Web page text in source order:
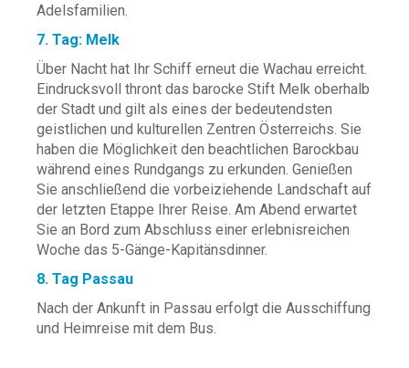
Adelsfamilien.
7. Tag: Melk
Über Nacht hat Ihr Schiff erneut die Wachau erreicht.
Eindrucksvoll thront das barocke Stift Melk oberhalb
der Stadt und gilt als eines der bedeutendsten
geistlichen und kulturellen Zentren Österreichs. Sie
haben die Möglichkeit den beachtlichen Barockbau
während eines Rundgangs zu erkunden. Genießen
Sie anschließend die vorbeiziehende Landschaft auf
der letzten Etappe Ihrer Reise. Am Abend erwartet
Sie an Bord zum Abschluss einer erlebnisreichen
Woche das 5-Gänge-Kapitänsdinner.
8. Tag Passau
Nach der Ankunft in Passau erfolgt die Ausschiffung
und Heimreise mit dem Bus.